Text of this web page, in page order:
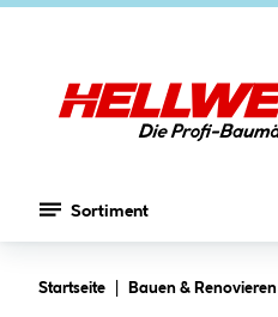
Sortiment
Startseite Bauen & Renovieren